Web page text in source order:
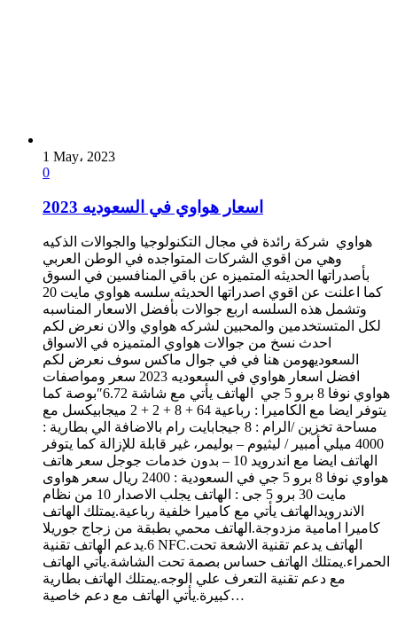
1 May، 2023
0
اسعار هواوي في السعوديه 2023
هواوي شركة رائدة في مجال التكنولوجيا والجوالات الذكيه
وهي من اقوي الشركات المتواجده في الوطن العربي
بأصدراتها الحديثه المتميزه عن باقي المنافسين في السوق
كما اعلنت عن اقوي اصدراتها الحديثه سلسه هواوي مايت 20
وتشمل هذه السلسه اربع جوالات بأفضل الاسعار المناسبه
لكل المتستخدمين والمحبين لشركه هواوي والان نعرض لكم
احدث نسخ من جوالات هواوي المتميزه في الاسواق
السعوديهومن هنا في في جوال ماكس سوف نعرض لكم
افضل اسعار هواوي في السعوديه 2023 سعر ومواصفات
هواوي نوفا 8 برو 5 جي الهاتف يأتي مع شاشة 6.72″بوصة كما
يتوفر ايضا مع الكاميرا : رباعية 64 + 8 + 2 + 2 ميجابيكسل مع
مساحة تخزين /الرام : 8 جيجابايت رام بالاضافة الي بطارية :
4000 ميلي أمبير / ليثيوم – بوليمر، غير قابلة للإزالة كما يتوفر
الهاتف ايضا مع اندرويد 10 – بدون خدمات جوجل سعر هاتف
هواوي نوفا 8 برو 5 جي في السعودية : 2400 ريال سعر هواوى
مايت 30 برو 5 جى : الهاتف يجلب الاصدار 10 من نظام
الاندرويدالهاتف يأتي مع كاميرا خلفية رباعية.يمتلك الهاتف
كاميرا امامية مزدوجة.الهاتف محمي بطبقة من زجاج جوريلا
6.يدعم الهاتف تقنية NFC.الهاتف يدعم تقنية الاشعة تحت
الحمراء.يمتلك الهاتف حساس بصمة تحت الشاشة.يأتي الهاتف
مع دعم تقنية التعرف علي الوجه.يمتلك الهاتف بطارية
كبيرة.يأتي الهاتف مع دعم خاصية…